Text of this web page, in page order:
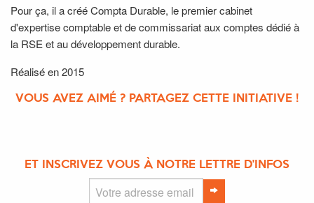
Pour ça, il a créé Compta Durable, le premier cabinet
d'expertise comptable et de commissariat aux comptes dédié à
la RSE et au développement durable.
Réalisé en 2015
VOUS AVEZ AIMÉ ? PARTAGEZ CETTE INITIATIVE !
ET INSCRIVEZ VOUS À NOTRE LETTRE D'INFOS